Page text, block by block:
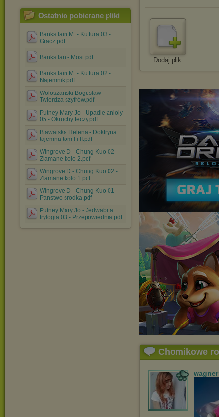
Ostatnio pobierane pliki
Banks Iain M. - Kultura 03 -
Gracz.pdf
Banks Ian - Most.pdf
Banks Iain M. - Kultura 02 -
Najemnik.pdf
Woloszanski Boguslaw -
Twierdza szyfrów.pdf
Putney Mary Jo - Upadle anioly
05 - Okruchy teczy.pdf
Bławatska Helena - Doktryna
tajemna tom I i II.pdf
Wingrove D - Chung Kuo 02 -
Zlamane kolo 2.pdf
Wingrove D - Chung Kuo 02 -
Zlamane kolo 1.pdf
Wingrove D - Chung Kuo 01 -
Panstwo srodka.pdf
Putney Mary Jo - Jedwabna
trylogia 03 - Przepowiednia.pdf
Dodaj plik
Chomikowe